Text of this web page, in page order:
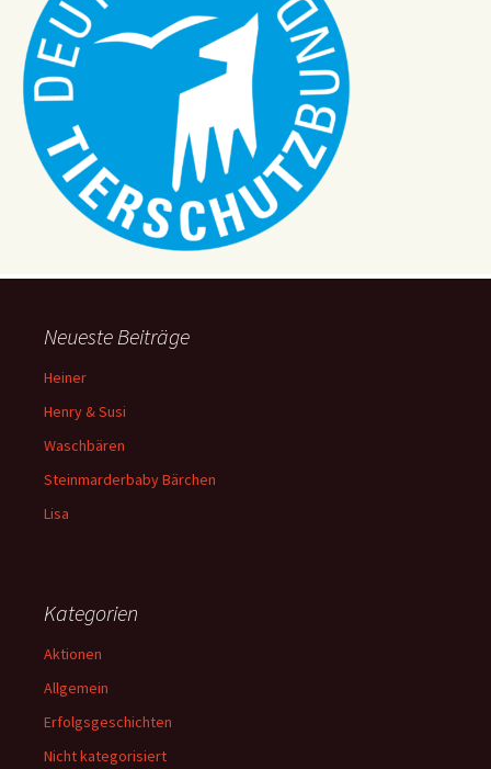
Neueste Beiträge
Heiner
Henry & Susi
Waschbären
Steinmarderbaby Bärchen
Lisa
Kategorien
Aktionen
Allgemein
Erfolgsgeschichten
Nicht kategorisiert